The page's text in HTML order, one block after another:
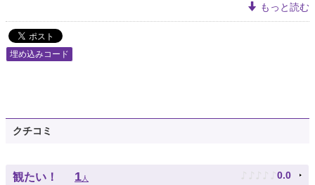
もっと読む
埋め込みコード
クチコミ
観たい！ 1人 ♪ ♪ ♪ ♪ ♪ 0.0